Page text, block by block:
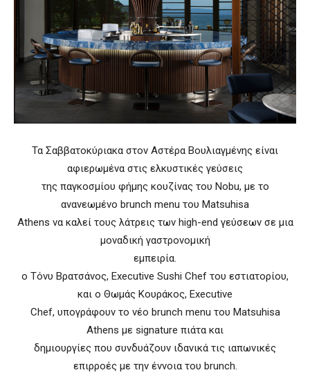
Τα Σαββατοκύριακα στον Αστέρα Βουλιαγμένης είναι
αφιερωμένα στις ελκυστικές γεύσεις
της παγκοσμίου φήμης κουζίνας του Nobu, με το
ανανεωμένο brunch menu του Matsuhisa
Athens να καλεί τους λάτρεις των high-end γεύσεων σε μια
μοναδική γαστρονομική
εμπειρία.
ο Τόνυ Βρατσάνος, Executive Sushi Chef του εστιατορίου,
και ο Θωμάς Κουράκος, Executive
Chef, υπογράφουν το νέο brunch menu του Matsuhisa
Athens με signature πιάτα και
δημιουργίες που συνδυάζουν ιδανικά τις ιαπωνικές
επιρροές με την έννοια του brunch.